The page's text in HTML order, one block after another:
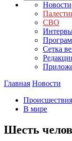
Новости
СВО
Сетка
Главная Новости
Происшествия
В мире
Шесть